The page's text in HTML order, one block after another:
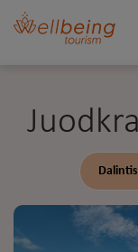
Dalintis